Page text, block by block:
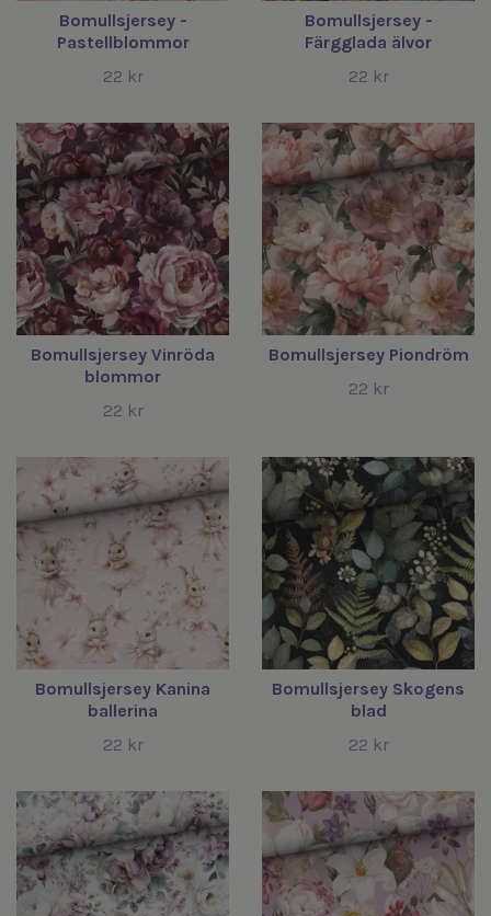
Bomullsjersey -
Pastellblommor
22 kr
Bomullsjersey -
Färgglada älvor
22 kr
Bomullsjersey Vinröda
blommor
22 kr
Bomullsjersey Piondröm
22 kr
Bomullsjersey Kanina
ballerina
22 kr
Bomullsjersey Skogens
blad
22 kr